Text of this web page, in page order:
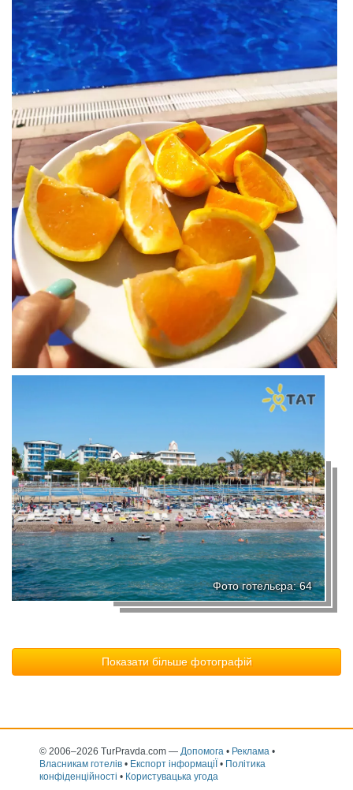
Фото готельєра: 64
Показати більше фотографій
© 2006–2026 TurPravda.com — Допомога • Реклама •
Власникам готелів • Експорт інформаціЇ • Політика
конфіденційності • Користувацька угода